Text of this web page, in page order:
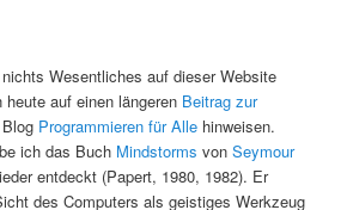
Wesentliches auf dieser Website
auf einen längeren Beitrag zur
Programmieren für Alle hinweisen.
ich das Buch Mindstorms vonSeymour
entdeckt (Papert, 1980, 1982). Er
des Computers als geistiges Werkzeug